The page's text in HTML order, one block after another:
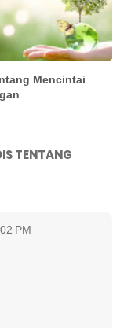
Mencintai
TENTANG
PM